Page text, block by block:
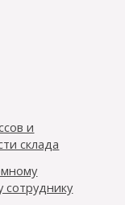
и
склада
сотруднику